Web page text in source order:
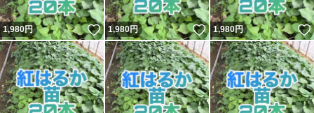
1,980円 いいね！
1,980円 いいね！
1,980円